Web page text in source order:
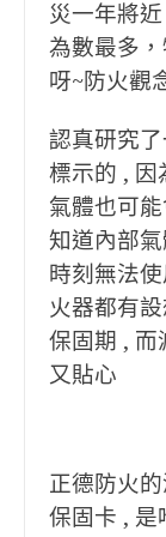
災一年將
為數最多
呀~防火觀
認真研究
標示的 , 因
氣體也可
知道內部
時刻無法
火器都有
保固期 , 而
又貼心
正德防火
保固卡 , 是